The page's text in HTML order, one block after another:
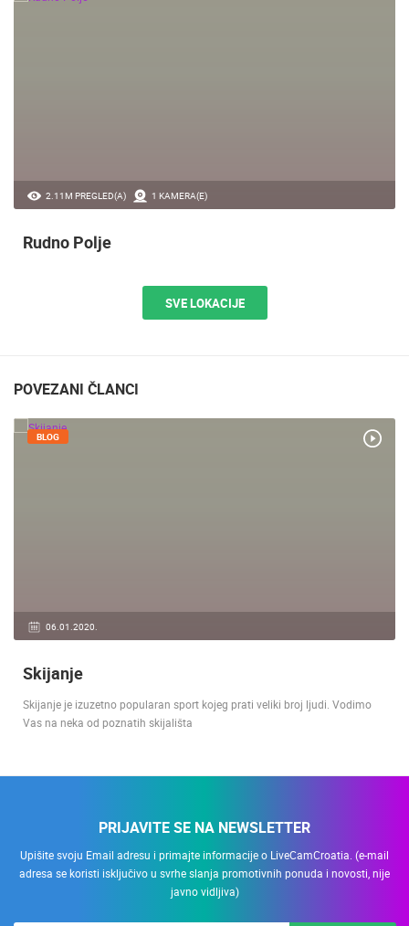
2.11M PREGLED(A) 1 KAMERA(E)
Rudno Polje
SVE LOKACIJE
POVEZANI ČLANCI
06.01.2020.
BLOG
Skijanje
Skijanje je izuzetno popularan sport kojeg prati veliki broj ljudi. Vodimo
Vas na neka od poznatih skijališta
PRIJAVITE SE NA NEWSLETTER
Upišite svoju Email adresu i primajte informacije o LiveCamCroatia. (e-mail
adresa se koristi isključivo u svrhe slanja promotivnih ponuda i novosti, nije
javno vidljiva)